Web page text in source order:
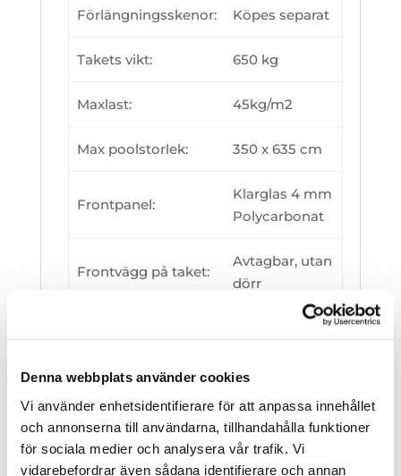
Denna webbplats använder cookies
Vi använder enhetsidentifierare för att anpassa innehållet
och annonserna till användarna, tillhandahålla funktioner
för sociala medier och analysera vår trafik. Vi
vidarebefordrar även sådana identifierare och annan
Förlängningsskenor: Köpes separat
Takets vikt: 650 kg
Maxlast: 45kg/m2
Max poolstorlek: 350 x 635 cm
Frontpanel:
Klarglas 4 mm
Polycarbonat
Frontvägg på taket:
Avtagbar, utan
dörr
3
10.00
Vänster eller